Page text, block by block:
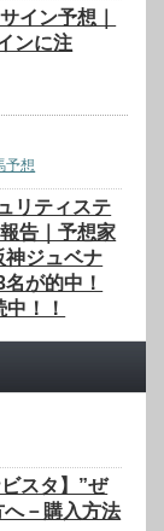
イン予想｜
ンに注
予想
リティステ
告｜予想家
神ジュベナ
が的中！
！！
スタ】”ぜ
－購入方法